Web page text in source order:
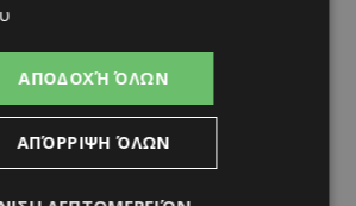
τμήμα του παραδοσιακού
του μεσαίου χώρου, με
δομή και δυνατότητα τελικής
τελευταία εβδομάδα της
ΑΠΟΔΟΧΉ ΌΛΩΝ
ΑΠΌΡΡΙΨΗ ΌΛΩΝ